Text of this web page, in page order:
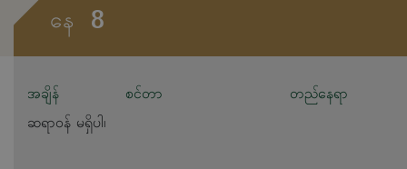
နေ 8
အချိန် စင်တာ
တည်နေရာ
ဆရာဝန် မရှိပါ၊